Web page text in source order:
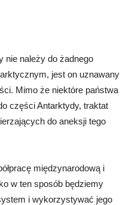
nie należy do żadnego
jest on uznawany
Mimo że niektóre państwa
części Antarktydy, traktat
do aneksji tego
międzynarodową i
w ten sposób będziemy
i wykorzystywać jego